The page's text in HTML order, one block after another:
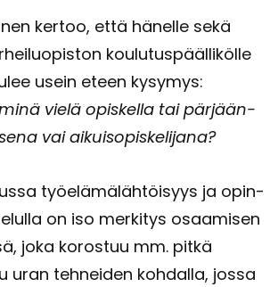
ker­too, että hä­nel­le sekä
kou­lu­tus­pääl­li­köl­le
usein eteen ky­sy­mys:
vielä opis­kel­la tai pär­jään­
vai ai­kuis­opis­ke­li­ja­na?
työ­elä­mä­läh­töi­syys ja opin­
on iso mer­ki­tys osaa­mi­sen
joka ko­ros­tuu mm. pitkä
uran teh­nei­den koh­dal­la, jossa